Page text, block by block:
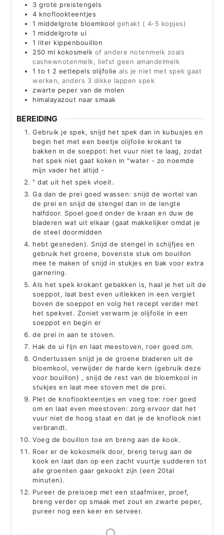
3 grote preistengels
4 knoflookteentjes
1 middelgrote bloemkool gehakt ( 4-5 kopjes)
1 middelgrote ui
1 liter kippenbouillon
250 ml kokosmelk of andere notenmelk zoals
cashewnotenmelk, liefst geen amandelmelk
1 to t 2 eetlepels olijfolie als je niet met spek gaat
werken, anders 3 dikke lappen spek
zwarte peper van de molen
himalayazout naar smaak
BEREIDING
Gebruik je spek, snijd het spek dan in kubusjes en
begin het met een beetje olijfolie krokant te
bakken in de soeppot: het vuur niet te laag, zodat
het spek niet gaat koken in "water - zo noemde
mijn vader het altijd -
" dat uit het spek vloeit.
Ga dan de prei goed wassen: snijd de wortel van
de prei en snijd de stengel dan in de lengte
halfdoor. Spoel goed onder de kraan en duw de
bladeren wat uit elkaar (gaat makkelijker omdat je
de steel doormidden
hebt gesneden). Snijd de stengel in schijfjes en
gebruik het groene, bovenste stuk om bouillon
mee te maken of snijd in stukjes en bak voor extra
garnering.
Als het spek krokant gebakken is, haal je het uit de
soeppot, laat best even uitlekken in een vergiet
boven de soeppot en volg het recept verder met
het spekvet. Zoniet verwarm je olijfolie in een
soeppot en begin er
de prei in aan te stoven.
Hak de ui fijn en laat meestoven, roer goed om.
Ondertussen snijd je de groene bladeren uit de
bloemkool, verwijder de harde kern (gebruik deze
voor bouillon) , snijd de rest van de bloemkool in
stukjes en laat mee stoven met de prei.
Plet de knoflookteentjes en voeg toe: roer goed
om en laat even meestoven: zorg ervoor dat het
vuur niet de hoog staat en dat je de knoflook niet
verbrandt.
Voeg de bouillon toe en breng aan de kook.
Roer er de kokosmelk door, breng terug aan de
kook en laat dan op een zacht vuurtje sudderen tot
alle groenten gaar gekookt zijn (een 20tal
minuten).
Pureer de preisoep met een staafmixer, proef,
breng verder op smaak met zout en zwarte peper,
pureer nog een keer en serveer.